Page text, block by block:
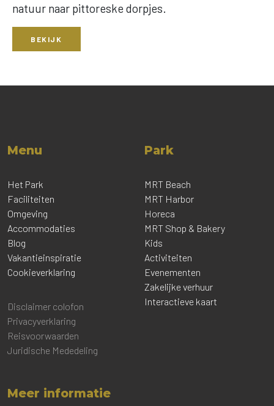
natuur naar pittoreske dorpjes.
BEKIJK
Menu
Het Park
Faciliteiten
Omgeving
Accommodaties
Blog
Vakantieinspiratie
Cookieverklaring
Disclaimer colofon
Privacyverklaring
Reisvoorwaarden
Juridische Mededeling
Park
MRT Beach
MRT Harbor
Horeca
MRT Shop & Bakery
Kids
Activiteiten
Evenementen
Zakelijke verhuur
Interactieve kaart
Meer informatie